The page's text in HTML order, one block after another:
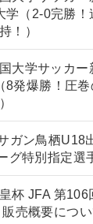
学（2-0完勝
！）
大学サッカ
8発爆勝！圧
ガン鳥栖U18
グ特別指定選
杯 JFA 第
売概要につい